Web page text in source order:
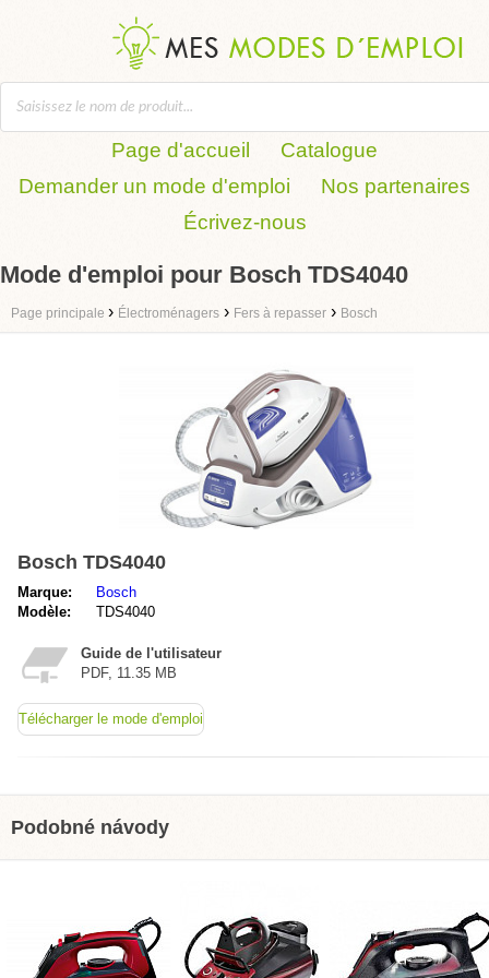
Page d'accueil
Catalogue
Demander un mode d'emploi
Nos partenaires
Écrivez-nous
Mode d'emploi pour Bosch TDS4040
Page principale › Électroménagers › Fers à repasser › Bosch
Bosch TDS4040
Marque:
Bosch
Modèle:
TDS4040
Guide de l'utilisateur
PDF, 11.35 MB
Télécharger le mode d'emploi
Podobné návody